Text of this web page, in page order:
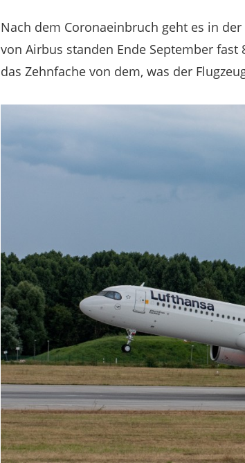
Nach dem Coronaeinbruch geht es in
von Airbus standen Ende September fast
das Zehnfache von dem, was der